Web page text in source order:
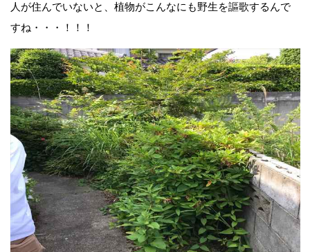
人が住んでいないと、植物がこんなにも野生を謳歌するんで
すね・・・！！！